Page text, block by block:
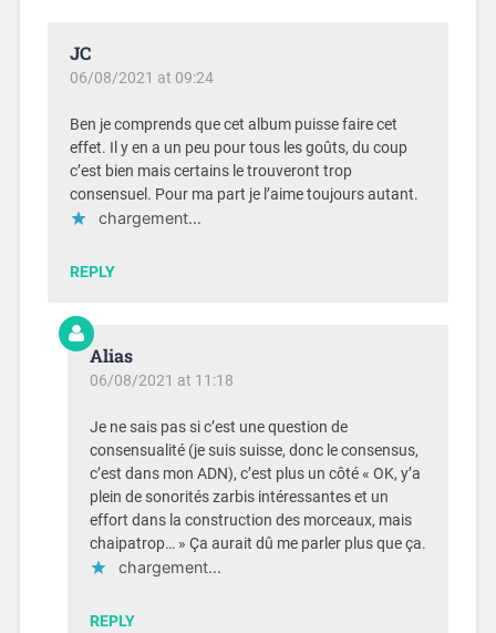
JC
06/08/2021 at 09:24
Ben je comprends que cet album puisse faire cet
effet. Il y en a un peu pour tous les goûts, du coup
c’est bien mais certains le trouveront trop
consensuel. Pour ma part je l’aime toujours autant.
chargement…
REPLY
Alias
06/08/2021 at 11:18
Je ne sais pas si c’est une question de
consensualité (je suis suisse, donc le consensus,
c’est dans mon ADN), c’est plus un côté « OK, y’a
plein de sonorités zarbis intéressantes et un
effort dans la construction des morceaux, mais
chaipatrop… » Ça aurait dû me parler plus que ça.
chargement…
REPLY